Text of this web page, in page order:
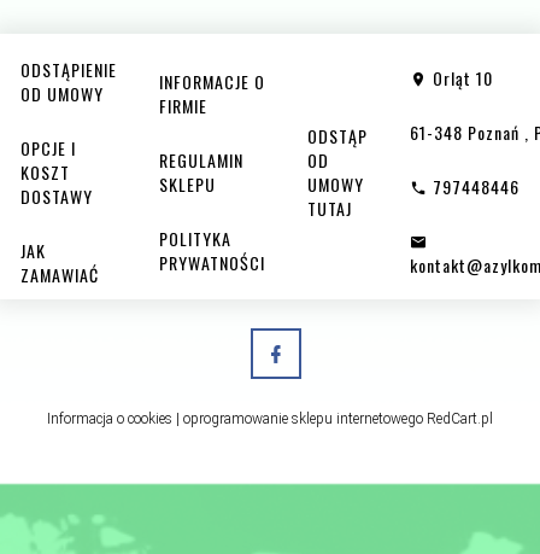
ODSTĄPIENIE
OD UMOWY
OPCJE I
KOSZT
DOSTAWY
JAK
ZAMAWIAĆ
INFORMACJE O
FIRMIE
REGULAMIN
SKLEPU
POLITYKA
PRYWATNOŚCI
ODSTĄP
OD
UMOWY
TUTAJ
Orląt 10
61-348 Poznań
797448446
Informacja o cookies | oprogramowanie sklepu internetowego RedCart.pl